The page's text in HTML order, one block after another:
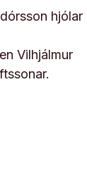
hjólar
Vilhjálmur